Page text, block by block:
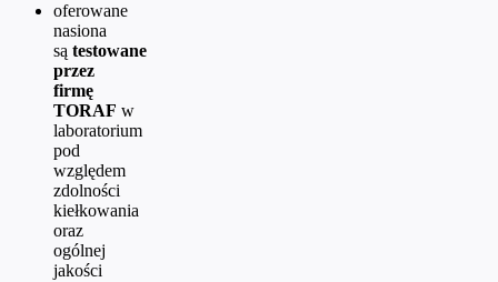
oferowane
nasiona
są testowane
przez
firmę
TORAF w
laboratorium
pod
względem
zdolności
kiełkowania
oraz
ogólnej
jakości